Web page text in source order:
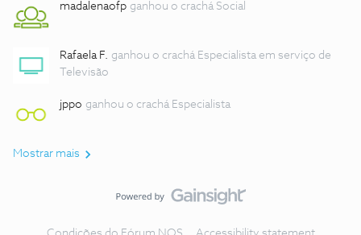
madalenaofp ganhou o crachá Social
Rafaela F. ganhou o crachá Especialista em serviço de
Televisão
jppo ganhou o crachá Especialista
Mostrar mais